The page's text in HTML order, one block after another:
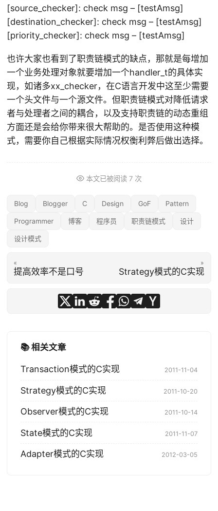
[source_checker]: check msg – [testAmsg]
[destination_checker]: check msg – [testAmsg]
[priority_checker]: check msg – [testAmsg]
也许大家也看到了职责链模式的缺点，那就是每增加
一个业务处理对象就要增加一个handler_t的具体实
现，如诸多xx_checker，在C语言开发中这至少需要
一个头文件与一个源文件。但职责链模式对降低请求
者与处理者之间的耦合，以及支持职责链的动态重组
方面还是会给你带来很大帮助的。是否使用这种模
式，需要你自己根据实际情况权衡利弊后做出选择。
本文已被阅读 7 次
Blog Blogger C Design GoF Pattern
Programmer 博客 程序员 职责链模式 设计
设计模式
«
提高效率不是口号
»
Strategy模式的C实现
📚 相关文章
Transaction模式的C实现 2011-11-04
Strategy模式的C实现 2011-10-20
Observer模式的C实现 2011-10-14
State模式的C实现 2011-11-07
Adapter模式的C实现 2012-03-05